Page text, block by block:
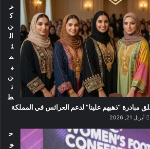
ر
ك
ن
ال
ث
م
ي
ن
ت
ط
لق مبادرة “ذهبهم علينا” لدعم العرائس في المملكة
أبريل 21, 2026
ح
و